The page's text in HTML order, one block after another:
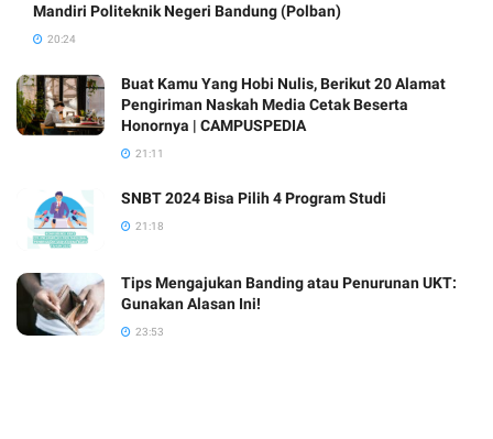
Mandiri Politeknik Negeri Bandung (Polban)
20:24
Buat Kamu Yang Hobi Nulis, Berikut 20 Alamat
Pengiriman Naskah Media Cetak Beserta
Honornya | CAMPUSPEDIA
21:11
SNBT 2024 Bisa Pilih 4 Program Studi
21:18
Tips Mengajukan Banding atau Penurunan UKT:
Gunakan Alasan Ini!
23:53